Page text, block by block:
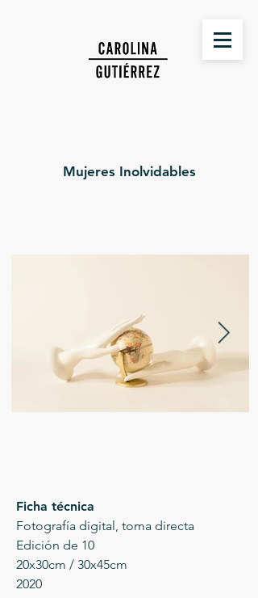
Mujeres Inolvidables
Ficha técnica
Fotografía digital, toma directa
Edición de 10
20x30cm / 30x45cm
2020